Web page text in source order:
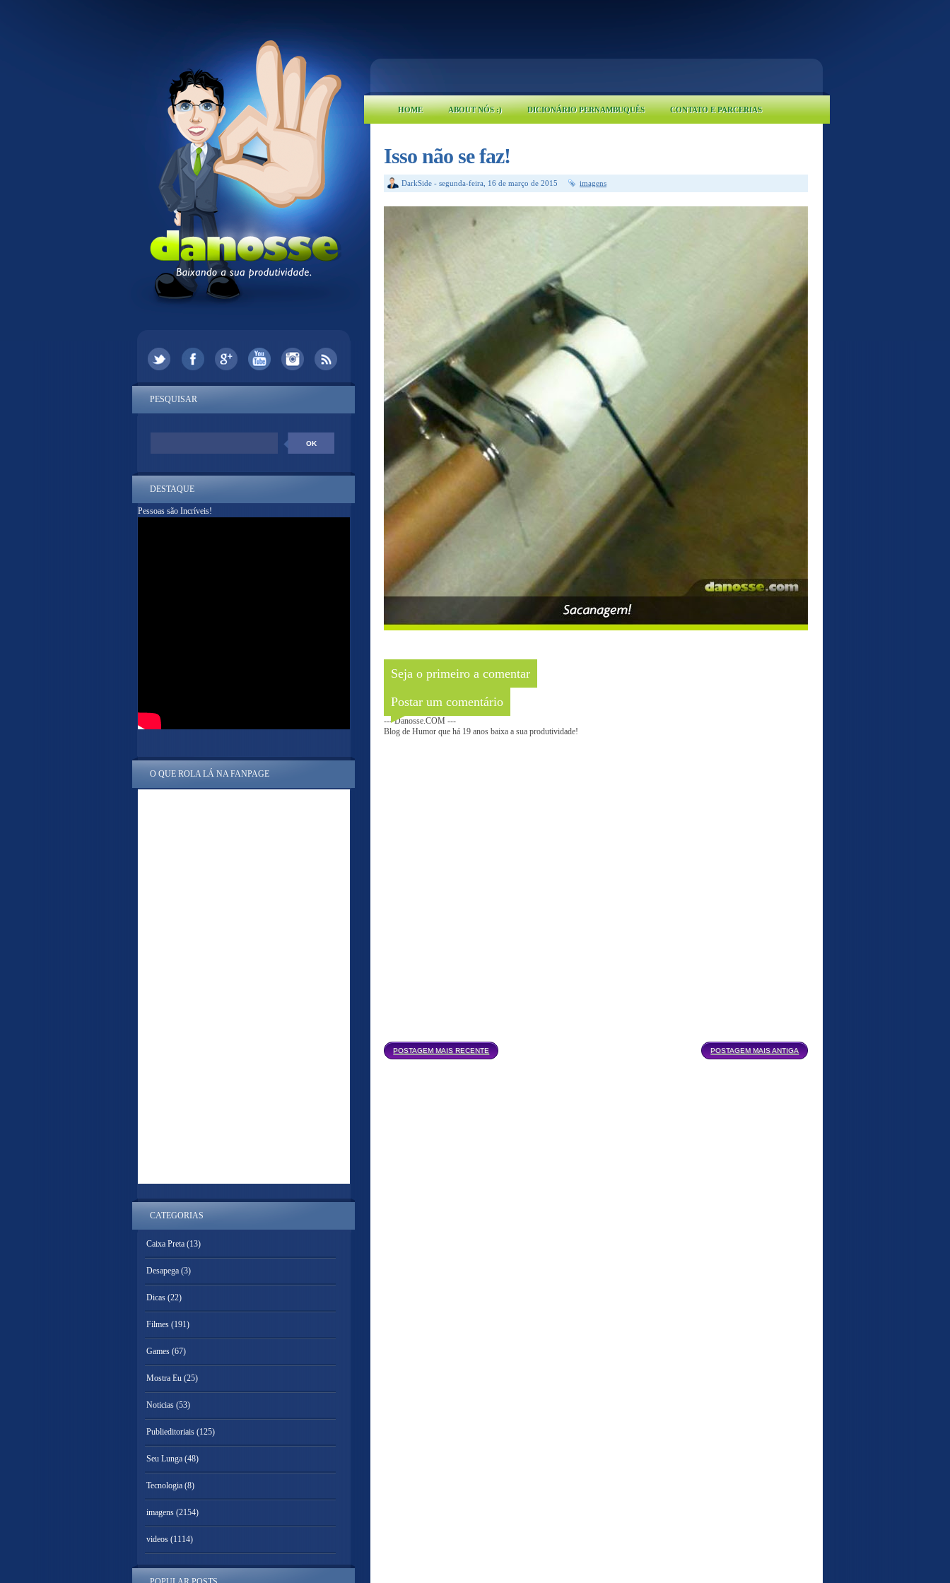
HOME ABOUT NÓS :) DICIONÁRIO PERNAMBUQUÊS CONTATO E PARCERIAS
Isso não se faz!
DarkSide - segunda-feira, 16 de março de 2015 imagens
Seja o primeiro a comentar
Postar um comentário
--- Danosse.COM ---
Blog de Humor que há 19 anos baixa a sua produtividade!
POSTAGEM MAIS RECENTE POSTAGEM MAIS ANTIGA
PESQUISAR
DESTAQUE
Pessoas são Incríveis!
O QUE ROLA LÁ NA FANPAGE
CATEGORIAS
Caixa Preta (13)
Desapega (3)
Dicas (22)
Filmes (191)
Games (67)
Mostra Eu (25)
Noticias (53)
Publieditoriais (125)
Seu Lunga (48)
Tecnologia (8)
imagens (2154)
videos (1114)